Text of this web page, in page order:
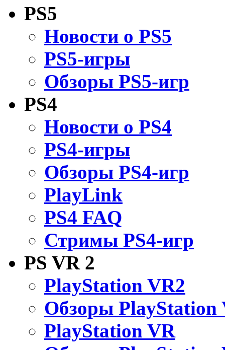
PS5
Новости о PS5
PS5-игры
Обзоры PS5-игр
PS4
Новости о PS4
PS4-игры
Обзоры PS4-игр
PlayLink
PS4 FAQ
Стримы PS4-игр
PS VR 2
PlayStation VR2
Обзоры PlayStation
PlayStation VR